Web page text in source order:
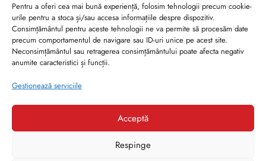
Pentru a oferi cea mai bună experiență, folosim tehnologii precum cookie-
urile pentru a stoca și/sau accesa informațiile despre dispozitiv.
Consimțământul pentru aceste tehnologii ne va permite să procesăm date
precum comportamentul de navigare sau ID-uri unice pe acest site.
Neconsimțământul sau retragerea consimțământului poate afecta negativ
anumite caracteristici și funcții.
Gestionează serviciile
Acceptă
Respinge
Brides Shoes By Veronesse S.R.L.
RO44730767, J40/13882/2021, Cod CAEN 1520
Str. Nicolae Canea, Nr. 53, Sector 2, Bucuresti